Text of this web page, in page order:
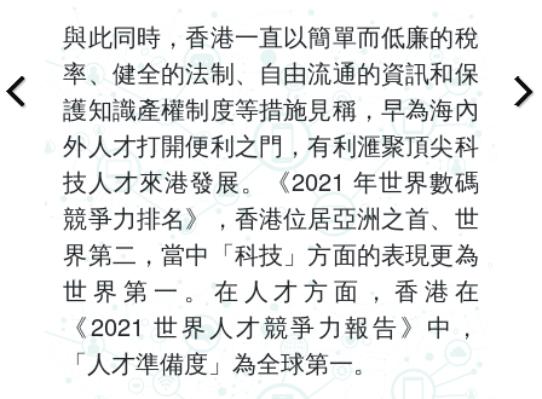
與此同時，香港一直以簡單而低廉的稅
率、健全的法制、自由流通的資訊和保
護知識產權制度等措施見稱，早為海內
外人才打開便利之門，有利滙聚頂尖科
技人才來港發展。《2021 年世界數碼
競爭力排名》，香港位居亞洲之首、世
界第二，當中「科技」方面的表現更為
世界第一。在人才方面，香港在
《2021 世界人才競爭力報告》中，
「人才準備度」為全球第一。